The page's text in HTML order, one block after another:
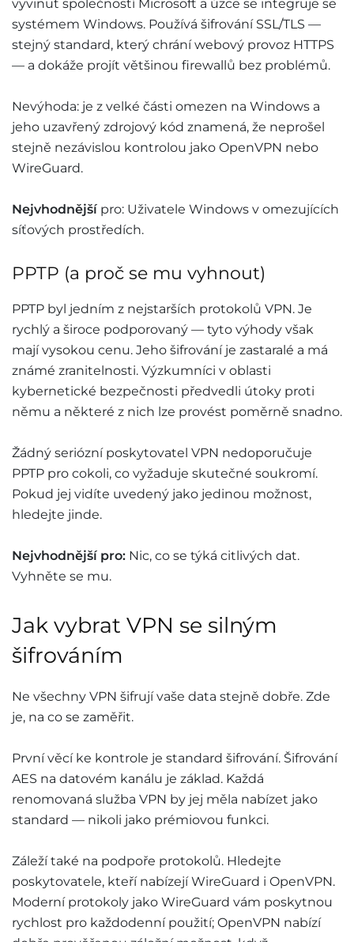
vyvinut společností Microsoft a úzce se integruje se
systémem Windows. Používá šifrování SSL/TLS —
stejný standard, který chrání webový provoz HTTPS
— a dokáže projít většinou firewallů bez problémů.
Nevýhoda: je z velké části omezen na Windows a
jeho uzavřený zdrojový kód znamená, že neprošel
stejně nezávislou kontrolou jako OpenVPN nebo
WireGuard.
Nejvhodnější pro: Uživatele Windows v omezujících
síťových prostředích.
PPTP (a proč se mu vyhnout)
PPTP byl jedním z nejstarších protokolů VPN. Je
rychlý a široce podporovaný — tyto výhody však
mají vysokou cenu. Jeho šifrování je zastaralé a má
známé zranitelnosti. Výzkumníci v oblasti
kybernetické bezpečnosti předvedli útoky proti
němu a některé z nich lze provést poměrně snadno.
Žádný seriózní poskytovatel VPN nedoporučuje
PPTP pro cokoli, co vyžaduje skutečné soukromí.
Pokud jej vidíte uvedený jako jedinou možnost,
hledejte jinde.
Nejvhodnější pro: Nic, co se týká citlivých dat.
Vyhněte se mu.
Jak vybrat VPN se silným
šifrováním
Ne všechny VPN šifrují vaše data stejně dobře. Zde
je, na co se zaměřit.
První věcí ke kontrole je standard šifrování. Šifrování
AES na datovém kanálu je základ. Každá
renomovaná služba VPN by jej měla nabízet jako
standard — nikoli jako prémiovou funkci.
Záleží také na podpoře protokolů. Hledejte
poskytovatele, kteří nabízejí WireGuard i OpenVPN.
Moderní protokoly jako WireGuard vám poskytnou
rychlost pro každodenní použití; OpenVPN nabízí